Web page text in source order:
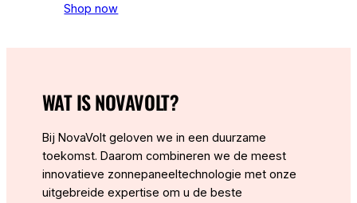
Shop now
WAT IS NOVAVOLT?
Bij NovaVolt geloven we in een duurzame
toekomst. Daarom combineren we de meest
innovatieve zonnepaneeltechnologie met onze
uitgebreide expertise om u de beste